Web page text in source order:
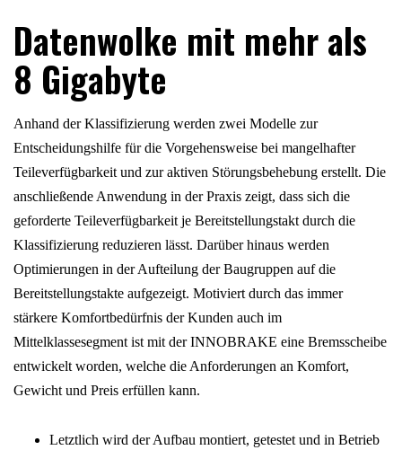
Datenwolke mit mehr als
8 Gigabyte
Anhand der Klassifizierung werden zwei Modelle zur
Entscheidungshilfe für die Vorgehensweise bei mangelhafter
Teileverfügbarkeit und zur aktiven Störungsbehebung erstellt. Die
anschließende Anwendung in der Praxis zeigt, dass sich die
geforderte Teileverfügbarkeit je Bereitstellungstakt durch die
Klassifizierung reduzieren lässt. Darüber hinaus werden
Optimierungen in der Aufteilung der Baugruppen auf die
Bereitstellungstakte aufgezeigt. Motiviert durch das immer
stärkere Komfortbedürfnis der Kunden auch im
Mittelklassesegment ist mit der INNOBRAKE eine Bremsscheibe
entwickelt worden, welche die Anforderungen an Komfort,
Gewicht und Preis erfüllen kann.
Letztlich wird der Aufbau montiert, getestet und in Betrieb